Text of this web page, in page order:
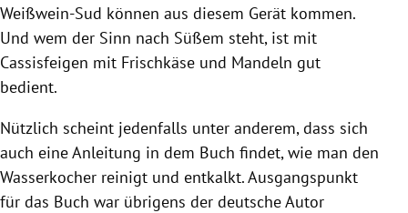
Weißwein-Sud können aus diesem Gerät kommen.
Und wem der Sinn nach Süßem steht, ist mit
Cassisfeigen mit Frischkäse und Mandeln gut
bedient.
Nützlich scheint jedenfalls unter anderem, dass sich
auch eine Anleitung in dem Buch findet, wie man den
Wasserkocher reinigt und entkalkt. Ausgangspunkt
für das Buch war übrigens der deutsche Autor